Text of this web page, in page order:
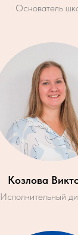
Основатель
Козлова
Исполнительный